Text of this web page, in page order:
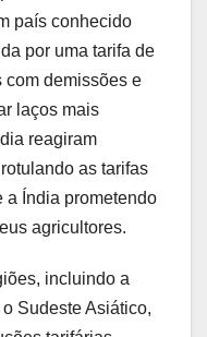
país conhecido
por uma tarifa de
com demissões e
laços mais
reagiram
as tarifas
a Índia prometendo
agricultores.
incluindo a
Sudeste Asiático,